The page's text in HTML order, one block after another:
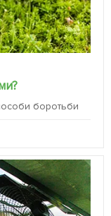
боротьби